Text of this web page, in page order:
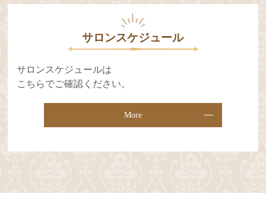
サロンスケジュール
サロンスケジュールは
こちらでご確認ください。
More